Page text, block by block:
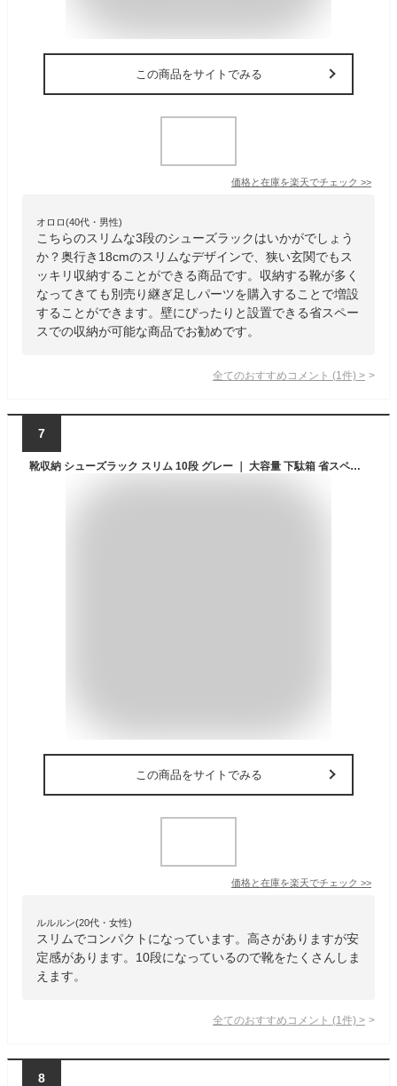
この商品をサイトでみる
価格と在庫を楽天でチェック >>
オロロ(40代・男性)
こちらのスリムな3段のシューズラックはいかがでしょう
か？奥行き18cmのスリムなデザインで、狭い玄関でもス
ッキリ収納することができる商品です。収納する靴が多く
なってきても別売り継ぎ足しパーツを購入することで増設
することができます。壁にぴったりと設置できる省スペー
スでの収納が可能な商品でお勧めです。
全てのおすすめコメント (1 件) >
7
靴収納 シューズラック スリム 10段 グレー ｜ 大容量 下駄箱 省スペース 玄関 靴箱 整理 収納グッズ
この商品をサイトでみる
価格と在庫を楽天でチェック >>
ルルルン(20代・女性)
スリムでコンパクトになっています。高さがありますが安
定感があります。10段になっているので靴をたくさんしま
えます。
全てのおすすめコメント (1 件) >
8